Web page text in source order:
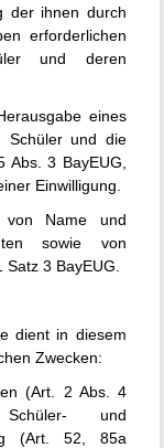
der ihnen durch
erforderlichen
und deren
eines
Schüler und die
Abs. 3 BayEUG,
Einwilligung.
von Name und
sowie von
Satz 3 BayEUG.
dient in diesem
Zwecken:
(Art. 2 Abs. 4
und
(Art. 52, 85a